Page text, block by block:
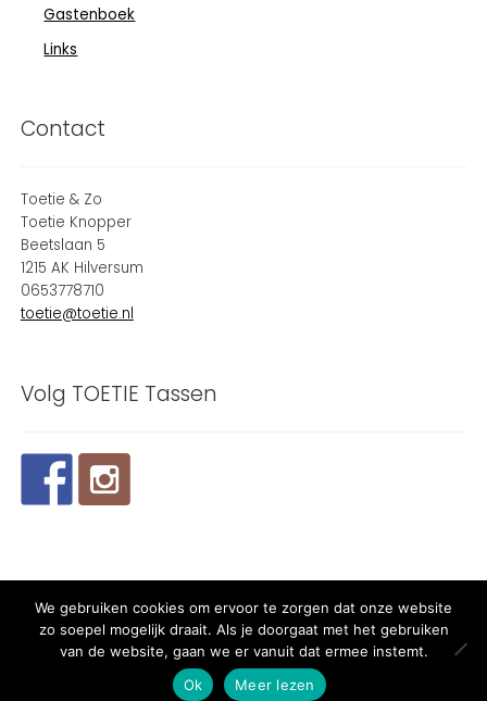
Gastenboek
Links
Contact
Toetie & Zo
Toetie Knopper
Beetslaan 5
1215 AK Hilversum
0653778710
toetie@toetie.nl
Volg TOETIE Tassen
© 2024 TOETIE Tassen - Powered and maintained by
We gebruiken cookies om ervoor te zorgen dat onze website
zo soepel mogelijk draait. Als je doorgaat met het gebruiken
van de website, gaan we er vanuit dat ermee instemt.
Ok
Meer lezen